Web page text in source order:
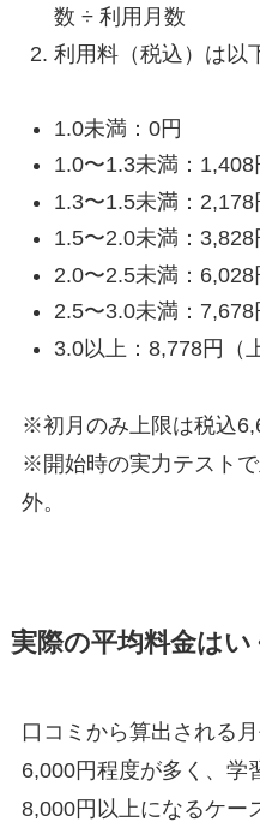
数 ÷ 利用月数
利用料（税込）は以
1.0未満：0円
1.0〜1.3未満：1,408
1.3〜1.5未満：2,178
1.5〜2.0未満：3,828
2.0〜2.5未満：6,028
2.5〜3.0未満：7,678
3.0以上：8,778円（
※初月のみ上限は税込
※開始時の実力テスト
外。
実際の平均料金はい
口コミから算出される
6,000円程度が多く、学
8,000円以上になるケー